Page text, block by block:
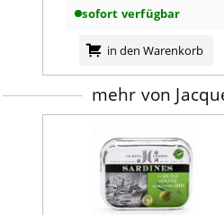
sonstige Hinweise:
Nach dem Öffnen im
innerhalb von zwei Tagen
Nährwertangaben:
sofort verfügbar
in den Warenkorb
mehr von